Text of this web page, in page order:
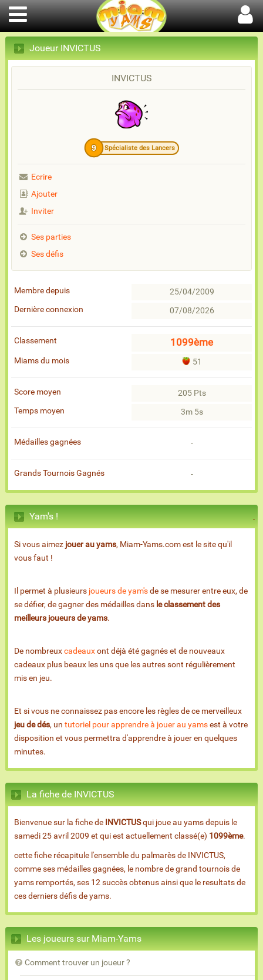
Joueur INVICTUS
INVICTUS
9 Spécialiste des Lancers
Ecrire
Ajouter
Inviter
Ses parties
Ses défis
Membre depuis
25/04/2009
Dernière connexion
07/08/2026
Classement 1099ème
Miams du mois 51
Score moyen
205 Pts
Temps moyen
3m 5s
Médailles gagnées -
Grands Tournois Gagnés -
Yam's !
Si vous aimez jouer au yams, Miam-Yams.com est le site qu'il
vous faut !
Il permet à plusieurs joueurs de yam'sde se mesurer entre eux, de
se défier, de gagner des médailles dans le classement des
meilleurs joueurs de yams.
De nombreuxcadeauxont déjà été gagnés et de nouveaux
cadeaux plus beaux les uns que les autres sont régulièrement
mis en jeu.
Et si vous ne connaissez pas encore les règles de ce merveilleux
jeu de dés, un tutoriel pour apprendre à jouer au yamsest à votre
disposition et vous permettra d'apprendre à jouer en quelques
minutes.
La fiche de INVICTUS
Bienvenue sur la fiche de INVICTUSqui joue au yams depuis le
samedi 25 avril 2009 et qui est actuellement classé(e) 1099ème.
cette fiche récapitule l'ensemble du palmarès de INVICTUS,
comme ses médailles gagnées, le nombre de grand tournois de
yams remportés, ses 12 succès obtenus ainsi que le resultats de
ces derniers défis de yams.
Les joueurs sur Miam-Yams
Comment trouver un joueur ?